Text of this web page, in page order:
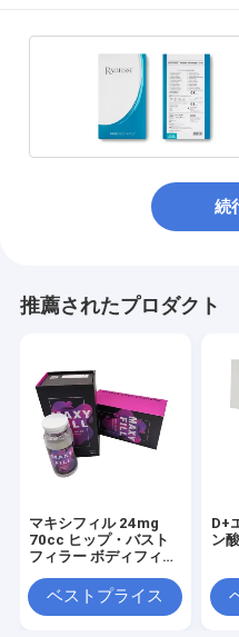
続
推薦されたプロダクト
マキシフィル 24mg
70cc ヒップ・バスト
フィラー ボディフィラ
ベストプライス
D+
ン